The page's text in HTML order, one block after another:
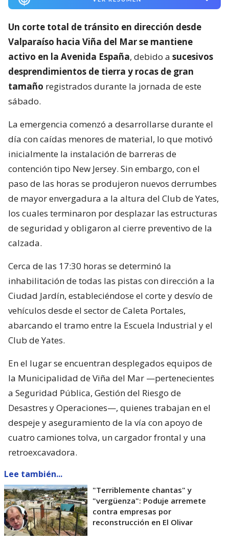
Un corte total de tránsito en dirección desde
Valparaíso hacia Viña del Mar se mantiene
activo en la Avenida España, debido a sucesivos
desprendimientos de tierra y rocas de gran
tamaño registrados durante la jornada de este
sábado.
La emergencia comenzó a desarrollarse durante el
día con caídas menores de material, lo que motivó
inicialmente la instalación de barreras de
contención tipo New Jersey. Sin embargo, con el
paso de las horas se produjeron nuevos derrumbes
de mayor envergadura a la altura del Club de Yates,
los cuales terminaron por desplazar las estructuras
de seguridad y obligaron al cierre preventivo de la
calzada.
Cerca de las 17:30 horas se determinó la
inhabilitación de todas las pistas con dirección a la
Ciudad Jardín, estableciéndose el corte y desvío de
vehículos desde el sector de Caleta Portales,
abarcando el tramo entre la Escuela Industrial y el
Club de Yates.
En el lugar se encuentran desplegados equipos de
la Municipalidad de Viña del Mar —pertenecientes
a Seguridad Pública, Gestión del Riesgo de
Desastres y Operaciones—, quienes trabajan en el
despeje y aseguramiento de la vía con apoyo de
cuatro camiones tolva, un cargador frontal y una
retroexcavadora.
Lee también...
"Terriblemente chantas" y
"vergüenza": Poduje arremete
contra empresas por
reconstrucción en El Olivar